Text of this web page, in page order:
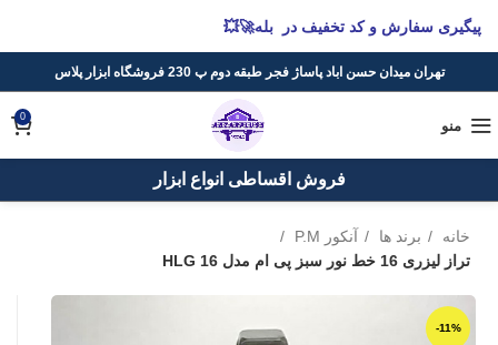
تهران میدان حسن اباد پاساژ فجر طبقه دوم پ 230 فروشگاه ابزار پلاس
منو
0
فروش اقساطی انواع ابزار
خانه برند ها
آنکور P.M
تراز لیزری 16 خط نور سبز پی ام مدل HLG 16
-11%
پیگیری سفارش و کد تخفیف در بله🚀💥